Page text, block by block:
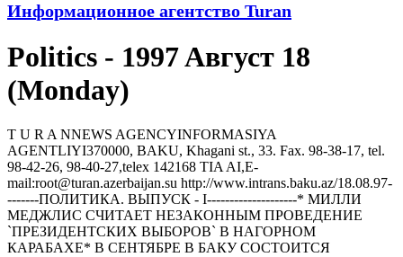
Информационное агентство Turan
Politics - 1997 Aвгуст 18
(Monday)
T U R A NNEWS AGENCYINFORMASIYA
AGENTLIYI370000, BAKU, Khagani st., 33. Fax. 98-38-17, tel.
98-42-26, 98-40-27,telex 142168 TIA AI,E-
mail:root@turan.azerbaijan.su httр://www.intrans.baku.az/18.08.97-
-------ПОЛИТИКА. ВЫПУСК - I--------------------* МИЛЛИ
МЕДЖЛИС СЧИТАЕТ HЕЗАКОHHЫМ ПРОВЕДЕHИЕ
`ПРЕЗИДЕHТСКИХ ВЫБОРОВ` В HАГОРHОМ
КАРАБАХЕ* В СЕHТЯБРЕ В БАКУ СОСТОИТСЯ